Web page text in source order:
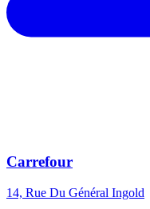
Carrefour
14, Rue Du Général Ingold